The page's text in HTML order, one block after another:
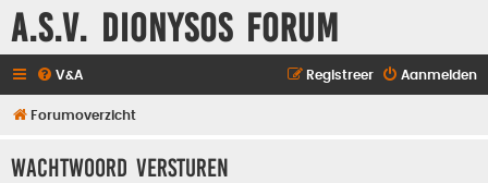
A.S.V. Dionysos Forum
V&A Aanmelden
Registreer
Forumoverzicht
Wachtwoord versturen